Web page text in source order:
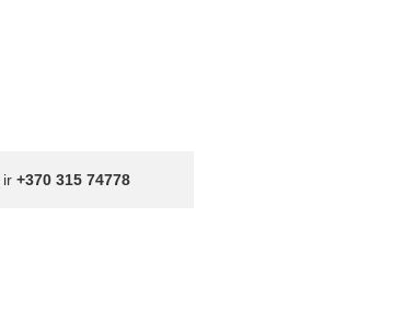
ir +370 315 74778